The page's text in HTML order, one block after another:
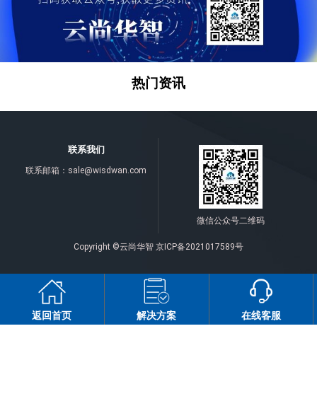
热门资讯
联系我们
联系邮箱： sale@wisdwan.com
微信公众号二维码
Copyright ©云尚华智 京ICP备2021017589号
返回首页 解决方案 在线客服